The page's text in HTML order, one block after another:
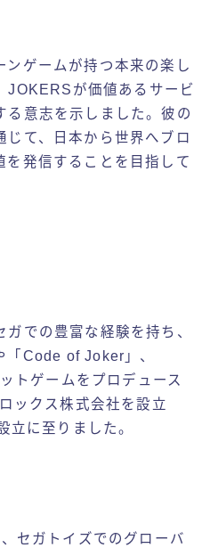
ンゲームが持つ本来の楽し
JOKERSが価値あるサービ
る意志を示しました。彼の
じて、日本から世界へブロ
を発信することを目指して
での豊富な経験を持ち、
「Code of Joker」、
トゲームをプロデュース
ックス株式会社を設立
立に至りました。
セガトイズでのグローバ